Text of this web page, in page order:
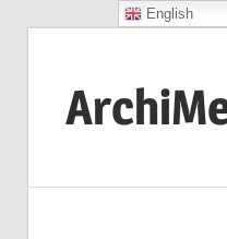
content
Dev
English